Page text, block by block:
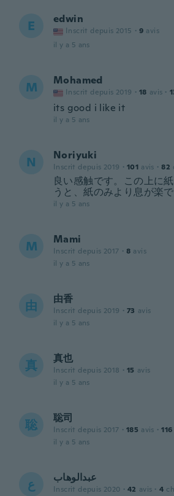
E edwin
Inscrit depuis 2015 · 9 avis
il y a 5 ans
M Mohamed
Inscrit depuis 2019 · 18 avis ·
its good i like it
il y a 5 ans
N Noriyuki
Inscrit depuis 2019 · 101 avis · 82
良い感触です。この上に
うと、紙のみより息が楽で
il y a 5 ans
M Mami
Inscrit depuis 2017 · 8 avis
il y a 5 ans
由 由香
Inscrit depuis 2019 · 73 avis
il y a 5 ans
真 真也
Inscrit depuis 2018 · 15 avis
il y a 5 ans
聡 聡司
Inscrit depuis 2017 · 185 avis · 116
il y a 5 ans
ع عبدالوهاب
Inscrit depuis 2020 · 42 avis · 4